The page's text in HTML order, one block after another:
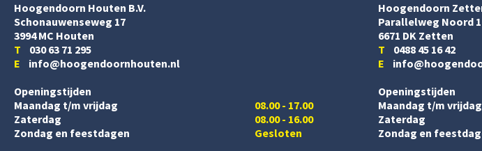
Hoogendoorn Houten B.V.
Schonauwenseweg 17
3994 MC Houten
T 030 63 71 295
E info@hoogendoornhouten.nl
Openingstijden
Maandag t/m vrijdag
Zaterdag
08.00 - 17.00
08.00 - 16.00
Zondag en feestdagen
Gesloten
Hoogendoorn
Parallelweg Noord 1
6671 DK Zetten
T 0488 45 16 42
E
Openingstijden
Maandag t/m vrijdag
Zaterdag
Zondag en